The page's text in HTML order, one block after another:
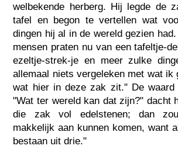
welbekende herberg. Hij legde de
tafel en begon te vertellen wat
dingen hij al in de wereld gezien
mensen praten nu van een tafeltje-
ezeltje-strek-je en meer zulke
allemaal niets vergeleken met wat ik
wat hier in deze zak zit." De waard
"Wat ter wereld kan dat zijn?" dacht
die zak vol edelstenen; dan
makkelijk aan kunnen komen, want
bestaan uit drie."